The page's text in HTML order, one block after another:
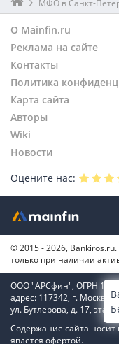
МФО в Санкт-
О Mainfin.ru
Реклама на сайте
Контакты
Политика
Карта сайта
Авторы
Wiki
Новости
Оцените нас:
© 2015 - 2026,
только при наличии
ООО "АРСфин", ОГРН
адрес: 117342, г. Москва,
ул. Бутлерова, д. 17, этаж
Содержание сайта
явлется офертой.